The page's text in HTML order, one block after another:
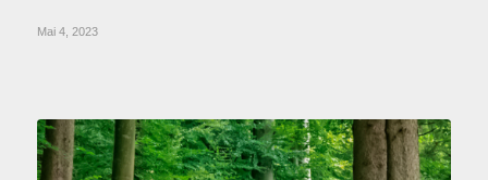
Mai 4, 2023